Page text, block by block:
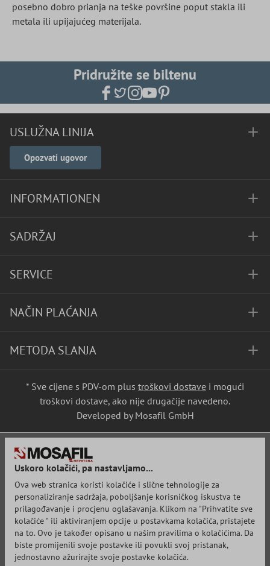
posebno dobro prianja na teške površine poput stakla ili
metala ili upijajućeg materijala.
Pridružite se biltenu
USLUŽNA LINIJA
Opozvati ugovor
INFORMATIONEN
SADRŽAJ
SERVICE
NAČIN PLAĆANJA
METODA SLANJA
* Sve cijene s PDV-om plus troškovi dostave i mogući
troškovi dostave, ako nije drugačije navedeno.
Developed by Mosafil GmbH
Uskoro kolačići, pa nastavljamo...
Ova web stranica koristi kolačiće i slične tehnologije za
personaliziranje sadržaja, poboljšanje korisničkog iskustva te
prilagođavanje i procjenu oglašavanja. Klikom na "Prihvatite sve
kolačiće " ili aktiviranjem opcije u postavkama kolačića, pristajete
na to. Ovo je također opisano u našim pravilima o kolačićima. Da
biste promijenili svoje postavke ili povukli svoj pristanak,
jednostavno ažurirajte svoje postavke kolačića.